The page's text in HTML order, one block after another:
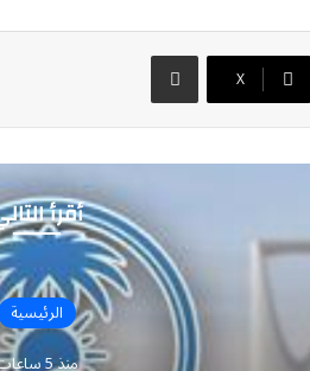
‫X
مشاركة عبر البريد
أقرأ
الرئيسية
منذ 5 ساعات